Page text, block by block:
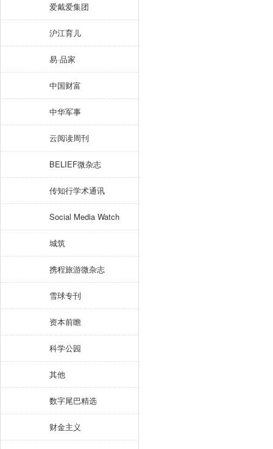
爱戴爱集团
沪江育儿
易·品家
中国财富
中华军事
云阅读周刊
BELIEF微杂志
传知行学术通讯
Social Media Watch
城筑
携程旅游微杂志
雪球专刊
资本前瞻
科学公园
其他
数字尾巴精选
财金主义